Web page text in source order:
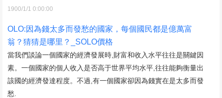
1900/1/1 0:00:00
OLO:因為錢太多而發愁的國家，每個國民都是億萬富
翁？猜猜是哪里？_SOLO價格
當我們談論一個國家的經濟發展時,財富和收入水平往往是關鍵因
素。一個國家的個人收入是否高于世界平均水平,往往能夠衡量出
該國的經濟發達程度。不過,有一個國家卻因為錢實在是太多而發
愁.